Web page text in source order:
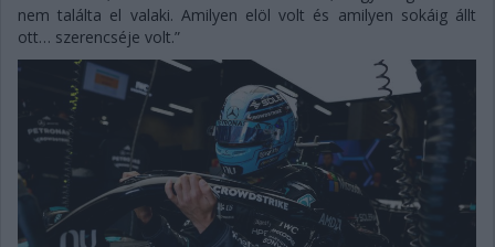
nem találta el valaki. Amilyen elöl volt és amilyen sokáig állt
ott… szerencséje volt.”